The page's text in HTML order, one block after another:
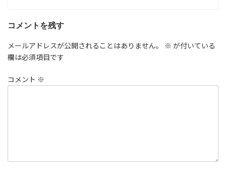
コメントを残す
メールアドレスが公開されることはありません。 ※ が付いている
欄は必須項目です
コメント ※